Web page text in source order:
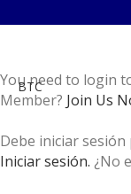
You need to login
Member? Join Us
Debe iniciar
Iniciar sesión. ¿No